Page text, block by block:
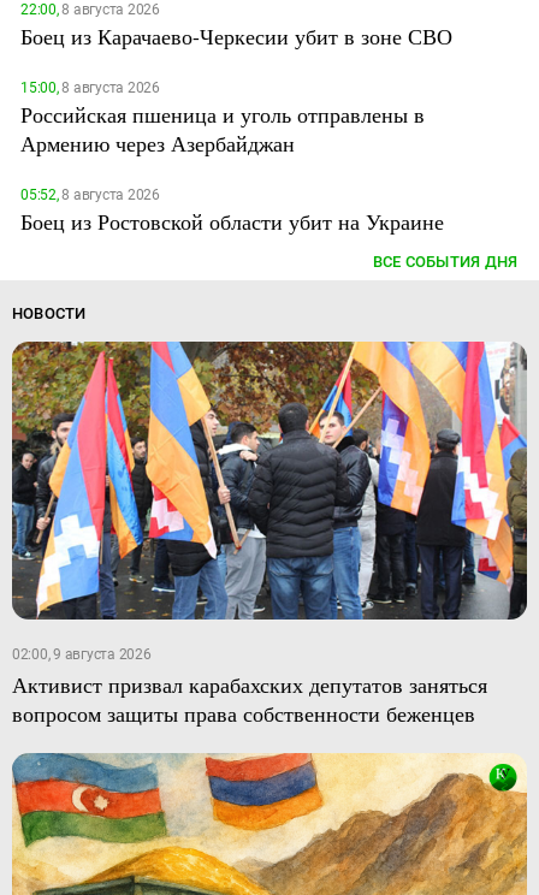
22:00,8 августа 2026
Боец из Карачаево-Черкесии убит в зоне СВО
15:00,8 августа 2026
Российская пшеница и уголь отправлены в
Армению через Азербайджан
05:52,8 августа 2026
Боец из Ростовской области убит на Украине
ВСЕ СОБЫТИЯ ДНЯ
НОВОСТИ
02:00, 9 августа 2026
Активист призвал карабахских депутатов заняться
вопросом защиты права собственности беженцев